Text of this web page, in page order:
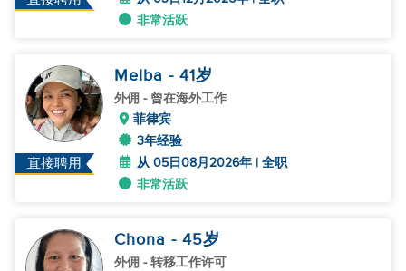
非常活跃
直接聘用
Melba - 41岁
外佣 - 曾在海外工作
菲律宾
3年经验
从 05日08月2026年 | 全职
非常活跃
Chona - 45岁
外佣 - 转移工作许可